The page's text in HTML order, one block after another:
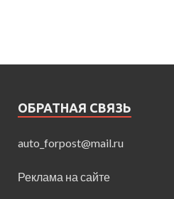
ОБРАТНАЯ СВЯЗЬ
auto_forpost@mail.ru
Реклама на сайте